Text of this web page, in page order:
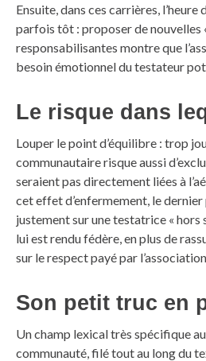
Ensuite, dans ces carrières,
parfois tôt : proposer de nouvelles
responsabilisantes montre que
besoin émotionnel du testateur
Le risque dans
Louper le point d’équilibre : trop
communautaire risque aussi
seraient pas directement liées à
cet effet d’enfermement, le
justement sur une testatrice « hors
lui est rendu fédère, en plus de
sur le respect payé par
Son petit truc en
Un champ lexical très spécifique
communauté, filé tout au long du